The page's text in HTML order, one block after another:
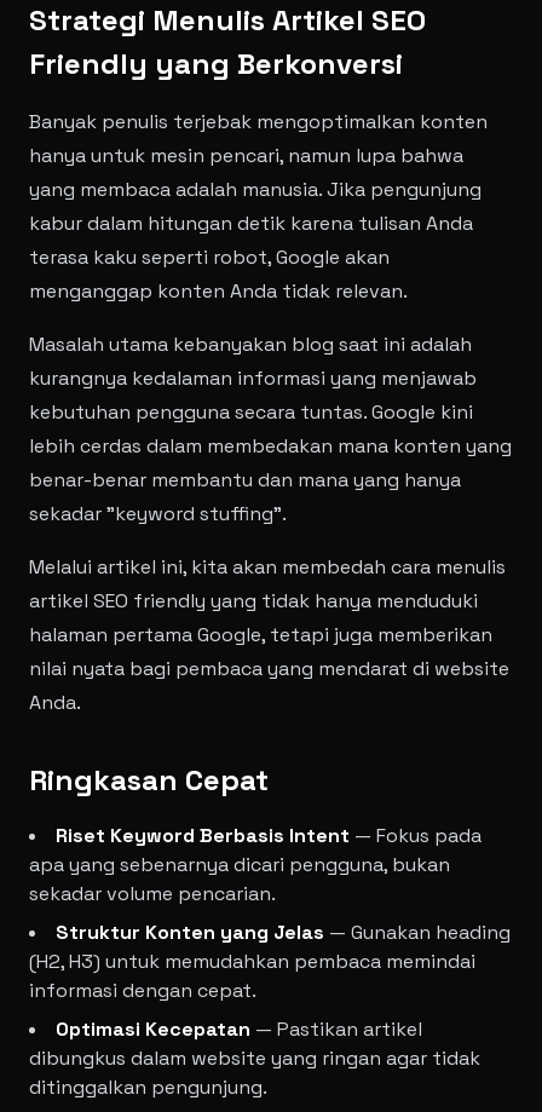
Strategi Menulis Artikel SEO
Friendly yang Berkonversi
Banyak penulis terjebak mengoptimalkan konten
hanya untuk mesin pencari, namun lupa bahwa
yang membaca adalah manusia. Jika pengunjung
kabur dalam hitungan detik karena tulisan Anda
terasa kaku seperti robot, Google akan
menganggap konten Anda tidak relevan.
Masalah utama kebanyakan blog saat ini adalah
kurangnya kedalaman informasi yang menjawab
kebutuhan pengguna secara tuntas. Google kini
lebih cerdas dalam membedakan mana konten yang
benar-benar membantu dan mana yang hanya
sekadar "keyword stuffing".
Melalui artikel ini, kita akan membedah cara menulis
artikel SEO friendly yang tidak hanya menduduki
halaman pertama Google, tetapi juga memberikan
nilai nyata bagi pembaca yang mendarat di website
Anda.
Ringkasan Cepat
Riset Keyword Berbasis Intent — Fokus pada
apa yang sebenarnya dicari pengguna, bukan
sekadar volume pencarian.
Struktur Konten yang Jelas — Gunakan heading
(H2, H3) untuk memudahkan pembaca memindai
informasi dengan cepat.
Optimasi Kecepatan — Pastikan artikel
dibungkus dalam website yang ringan agar tidak
ditinggalkan pengunjung.